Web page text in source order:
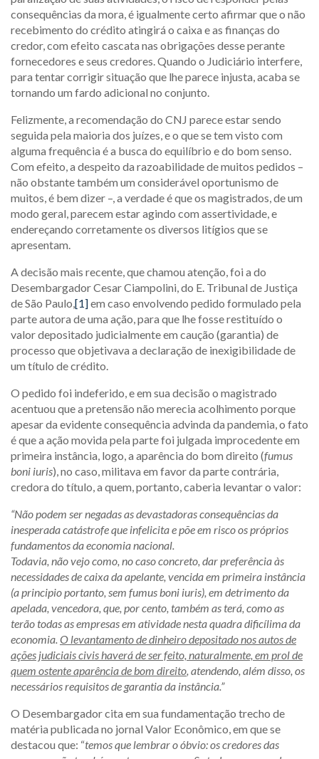
consequências da mora, é igualmente certo afirmar que o não
recebimento do crédito atingirá o caixa e as finanças do
credor, com efeito cascata nas obrigações desse perante
fornecedores e seus credores. Quando o Judiciário interfere,
para tentar corrigir situação que lhe parece injusta, acaba se
tornando um fardo adicional no conjunto.
Felizmente, a recomendação do CNJ parece estar sendo
seguida pela maioria dos juízes, e o que se tem visto com
alguma frequência é a busca do equilíbrio e do bom senso.
Com efeito, a despeito da razoabilidade de muitos pedidos –
não obstante também um considerável oportunismo de
muitos, é bem dizer –, a verdade é que os magistrados, de um
modo geral, parecem estar agindo com assertividade, e
endereçando corretamente os diversos litígios que se
apresentam.
A decisão mais recente, que chamou atenção, foi a do
Desembargador Cesar Ciampolini, do E. Tribunal de Justiça
de São Paulo,[1]em caso envolvendo pedido formulado pela
parte autora de uma ação, para que lhe fosse restituído o
valor depositado judicialmente em caução (garantia) de
processo que objetivava a declaração de inexigibilidade de
um título de crédito.
O pedido foi indeferido, e em sua decisão o magistrado
acentuou que a pretensão não merecia acolhimento porque
apesar da evidente consequência advinda da pandemia, o fato
é que a ação movida pela parte foi julgada improcedente em
primeira instância, logo, a aparência do bom direito (fumus
boni iuris), no caso, militava em favor da parte contrária,
credora do título, a quem, portanto, caberia levantar o valor:
“Não podem ser negadas as devastadoras consequências da
inesperada catástrofe que infelicita e põe em risco os próprios
fundamentos da economia nacional.
Todavia, não vejo como, no caso concreto, dar preferência às
necessidades de caixa da apelante, vencida em primeira instância
(a principio portanto, sem fumus boni iuris), em detrimento da
apelada, vencedora, que, por cento, também as terá, como as
terão todas as empresas em atividade nesta quadra dificílima da
economia.O levantamento de dinheiro depositado nos autos de
ações judiciais civis haverá de ser feito, naturalmente, em prol de
quem ostente aparência de bom direito, atendendo, além disso, os
necessários requisitos de garantia da instância.”
O Desembargador cita em sua fundamentação trecho de
matéria publicada no jornal Valor Econômico, em que se
destacou que: “temos que lembrar o óbvio: os credores das